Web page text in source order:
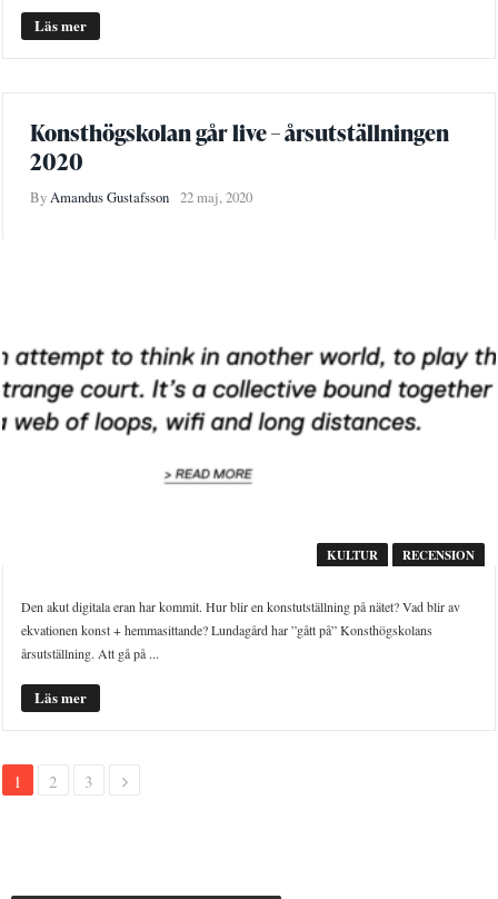
Läs mer
Konsthögskolan går live – årsutställningen
2020
ByAmandus Gustafsson 22 maj, 2020
KULTUR RECENSION
Den akut digitala eran har kommit. Hur blir en konstutställning på nätet? Vad blir av
ekvationen konst + hemmasittande? Lundagård har ”gått på” Konsthögskolans
årsutställning. Att gå på ...
Läs mer
1 2 3